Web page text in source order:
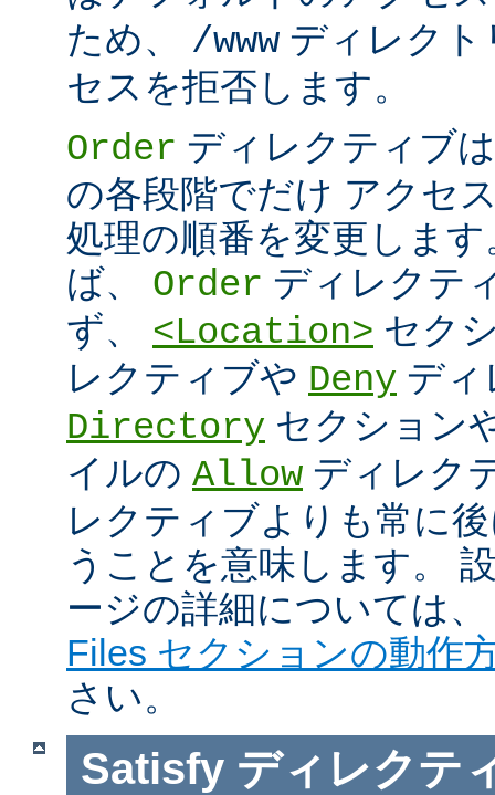
ため、 /www ディレク
セスを拒否します。
Order ディレクティブ
の各段階でだけ アクセ
処理の順番を変更しま
ば、 Order ディレクテ
ず、 <Location> セク
レクティブや Deny ディ
Directory セクション
イルの Allow ディレク
レクティブよりも常に
うことを意味します。
ージの詳細については
Files セクションの動作
さい。
Satisfy ディレクテ